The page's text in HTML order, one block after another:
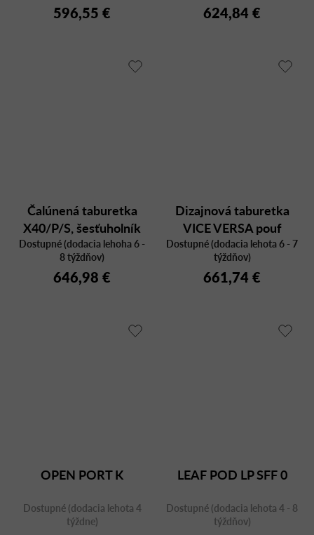
596,55 € 624,84 €
Čalúnená taburetka
X40/P/S, šesťuholník
Dostupné (dodacia lehoha 6 -
8 týždňov)
646,98 €
Dizajnová taburetka
VICE VERSA pouf
Dostupné (dodacia lehota 6 - 7
týždňov)
661,74 €
OPEN PORT K
Dostupné (dodacia lehota 4
týždne)
LEAF POD LP SFF 0
Dostupné (dodacia lehota 4 - 8
týždňov)